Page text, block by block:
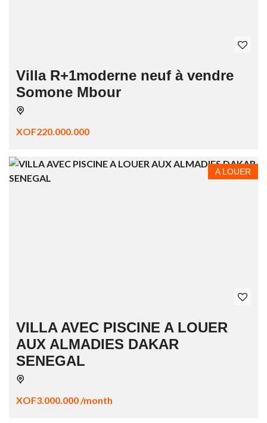
Villa R+1moderne neuf à vendre
Somone Mbour
XOF220.000.000
A LOUER
VILLA AVEC PISCINE A LOUER
AUX ALMADIES DAKAR
SENEGAL
XOF3.000.000 /month